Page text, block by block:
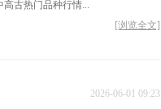
古热门品种行情...
[浏览全文]
2026-06-01 09:23